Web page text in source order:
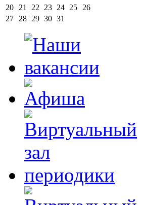
20
21 22 23 24 25
26
27
28 29 30 31